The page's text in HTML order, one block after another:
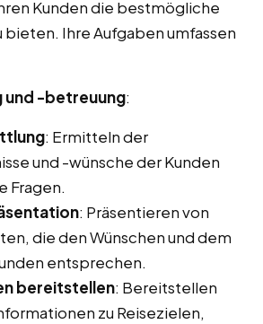
Kunden die bestmögliche
bieten. Ihre Aufgaben umfassen
und -betreuung:
: Ermitteln der
und -wünsche der Kunden
Fragen.
: Präsentieren von
die den Wünschen und dem
entsprechen.
bereitstellen: Bereitstellen
zu Reisezielen,